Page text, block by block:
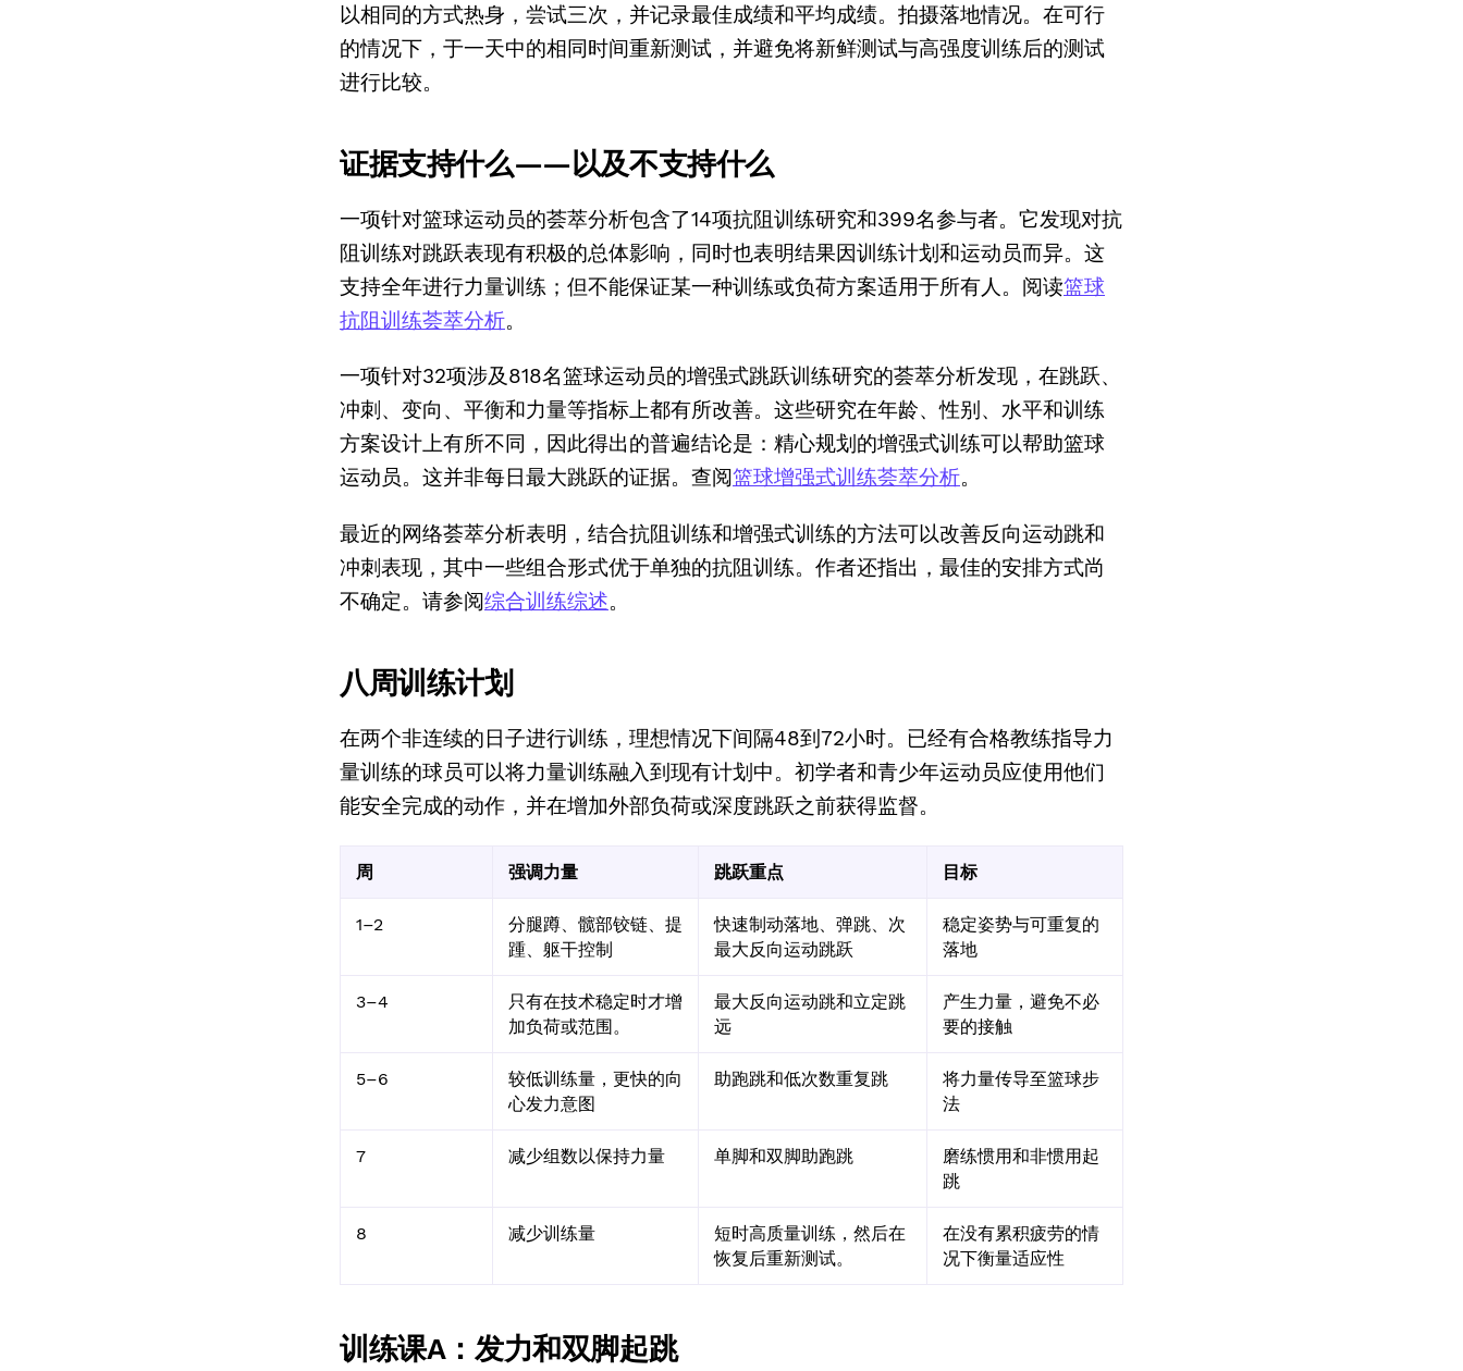
以相同的方式热身，尝试三次，并记录最佳成绩和平均成绩。拍摄落地情况。在可行
的情况下，于一天中的相同时间重新测试，并避免将新鲜测试与高强度训练后的测试
进行比较。
证据支持什么——以及不支持什么
一项针对篮球运动员的荟萃分析包含了14项抗阻训练研究和399名参与者。它发现对抗
阻训练对跳跃表现有积极的总体影响，同时也表明结果因训练计划和运动员而异。这
支持全年进行力量训练；但不能保证某一种训练或负荷方案适用于所有人。阅读篮球
抗阻训练荟萃分析。
一项针对32项涉及818名篮球运动员的增强式跳跃训练研究的荟萃分析发现，在跳跃、
冲刺、变向、平衡和力量等指标上都有所改善。这些研究在年龄、性别、水平和训练
方案设计上有所不同，因此得出的普遍结论是：精心规划的增强式训练可以帮助篮球
运动员。这并非每日最大跳跃的证据。查阅篮球增强式训练荟萃分析。
最近的网络荟萃分析表明，结合抗阻训练和增强式训练的方法可以改善反向运动跳和
冲刺表现，其中一些组合形式优于单独的抗阻训练。作者还指出，最佳的安排方式尚
不确定。请参阅综合训练综述。
八周训练计划
在两个非连续的日子进行训练，理想情况下间隔48到72小时。已经有合格教练指导力
量训练的球员可以将力量训练融入到现有计划中。初学者和青少年运动员应使用他们
能安全完成的动作，并在增加外部负荷或深度跳跃之前获得监督。
周 强调力量 跳跃重点 目标
1–2
分腿蹲、髋部铰链、提
踵、躯干控制
快速制动落地、弹跳、次
最大反向运动跳跃
稳定姿势与可重复的
落地
3–4
只有在技术稳定时才增
加负荷或范围。
最大反向运动跳和立定跳
远
产生力量，避免不必
要的接触
5–6
较低训练量，更快的向
心发力意图
助跑跳和低次数重复跳
将力量传导至篮球步
法
7 减少组数以保持力量 单脚和双脚助跑跳
磨练惯用和非惯用起
跳
8 减少训练量
短时高质量训练，然后在
恢复后重新测试。
在没有累积疲劳的情
况下衡量适应性
训练课A：发力和双脚起跳